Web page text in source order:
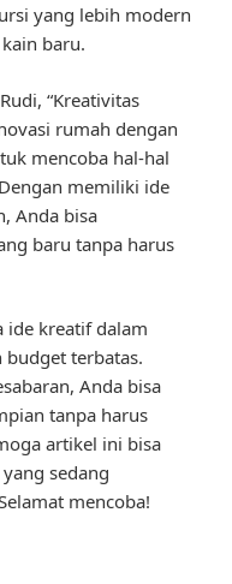
yang lebih modern
baru.
“Kreativitas
rumah dengan
mencoba hal-hal
memiliki ide
Anda bisa
baru tanpa harus
ide kreatif dalam
terbatas.
Anda bisa
tanpa harus
artikel ini bisa
sedang
mencoba!